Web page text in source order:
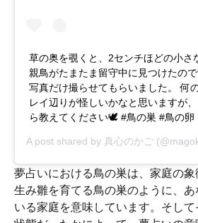
草の奥を覗くと、2センチほどの小さ
親鳥がたまたま留守中に見つけたの
写真だけ撮らせてもらいました。 何
レイ辺りが怪しいかなと思いますが
ら教えてください🕊 #鳥の巣 #鳥の卵
A post shared by 真心のかご
夢占いにおける鳥の巣は、家庭の
生み雛を育てる鳥の巣のように、
いる家庭を意味しています。そし